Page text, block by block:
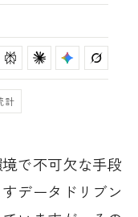
計
で不可欠な手段
データドリブン